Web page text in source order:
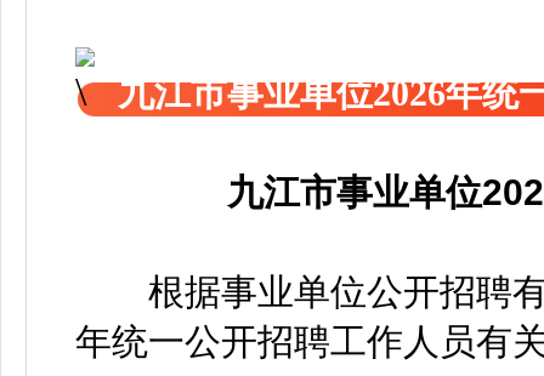
九江市事业单位2026年统
九江市事业单位
根据事业单位公开招聘
年统一公开招聘工作人员有